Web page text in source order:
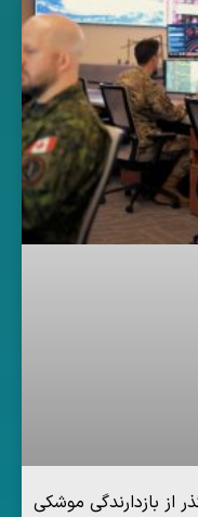
از بازدارندگی موشکی